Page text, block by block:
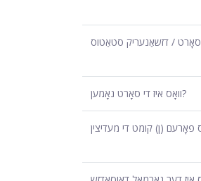
סאָרט / דזשאַנעריק סטאַטוס
וואָס איז די סאָרט נאָמען?